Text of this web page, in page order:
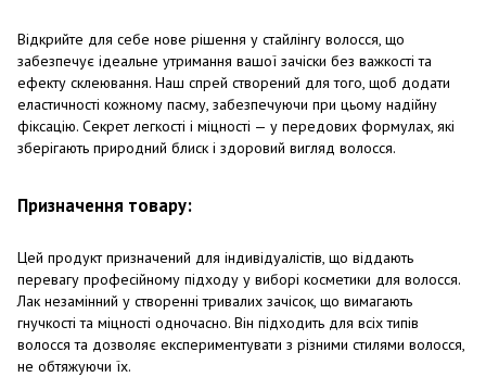
Відкрийте для себе нове рішення у стайлінгу волосся, що
забезпечує ідеальне утримання вашої зачіски без важкості та
ефекту склеювання. Наш спрей створений для того, щоб додати
еластичності кожному пасму, забезпечуючи при цьому надійну
фіксацію. Секрет легкості і міцності — у передових формулах, які
зберігають природний блиск і здоровий вигляд волосся.
Призначення товару:
Цей продукт призначений для індивідуалістів, що віддають
перевагу професійному підходу у виборі косметики для волосся.
Лак незамінний у створенні тривалих зачісок, що вимагають
гнучкості та міцності одночасно. Він підходить для всіх типів
волосся та дозволяє експериментувати з різними стилями волосся,
не обтяжуючи їх.